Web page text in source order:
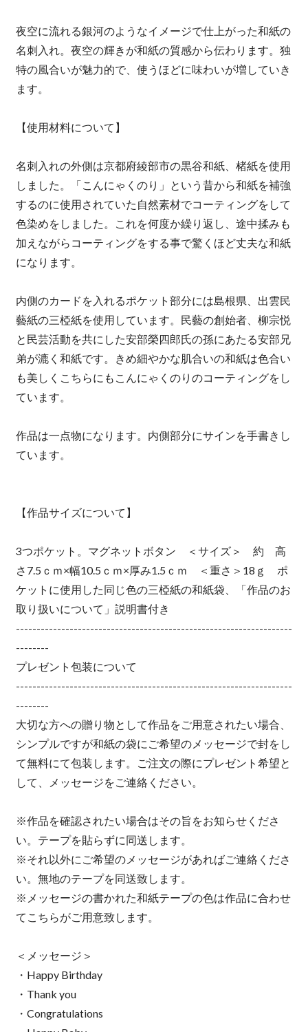
夜空に流れる銀河のようなイメージで仕上がった和紙の
名刺入れ。夜空の輝きが和紙の質感から伝わります。独
特の風合いが魅力的で、使うほどに味わいが増していき
ます。
【使用材料について】
名刺入れの外側は京都府綾部市の黒谷和紙、楮紙を使用
しました。「こんにゃくのり」という昔から和紙を補強
するのに使用されていた自然素材でコーティングをして
色染めをしました。これを何度か繰り返し、途中揉みも
加えながらコーティングをする事で驚くほど丈夫な和紙
になります。
内側のカードを入れるポケット部分には島根県、出雲民
藝紙の三椏紙を使用しています。民藝の創始者、柳宗悦
と民芸活動を共にした安部榮四郎氏の孫にあたる安部兄
弟が漉く和紙です。きめ細やかな肌合いの和紙は色合い
も美しくこちらにもこんにゃくのりのコーティングをし
ています。
作品は一点物になります。内側部分にサインを手書きし
ています。
【作品サイズについて】
3つポケット。マグネットボタン ＜サイズ＞ 約 高
さ7.5ｃｍ×幅10.5ｃｍ×厚み1.5ｃｍ ＜重さ＞18ｇ ポ
ケットに使用した同じ色の三椏紙の和紙袋、「作品のお
取り扱いについて」説明書付き
-------------------------------------------------------------------
--------
プレゼント包装について
-------------------------------------------------------------------
--------
大切な方への贈り物として作品をご用意されたい場合、
シンプルですが和紙の袋にご希望のメッセージで封をし
て無料にて包装します。ご注文の際にプレゼント希望と
して、メッセージをご連絡ください。
※作品を確認されたい場合はその旨をお知らせくださ
い。テープを貼らずに同送します。
※それ以外にご希望のメッセージがあればご連絡くださ
い。無地のテープを同送致します。
※メッセージの書かれた和紙テープの色は作品に合わせ
てこちらがご用意致します。
＜メッセージ＞
・Happy Birthday
・Thank you
・Congratulations